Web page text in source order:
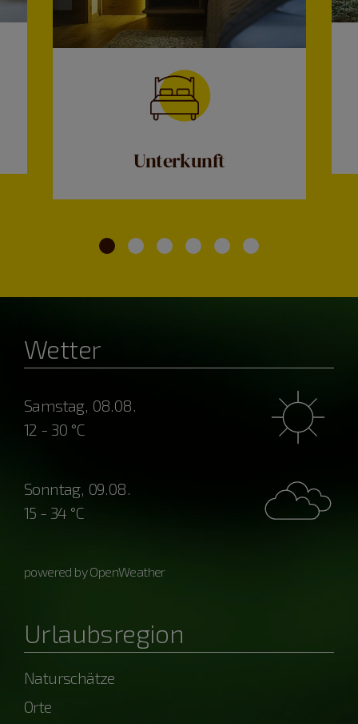
Unterkunft
Wetter
Samstag, 08.08.
12 - 30 °C
Sonntag, 09.08.
15 - 34 °C
powered by OpenWeather
Urlaubsregion
Naturschätze
Orte